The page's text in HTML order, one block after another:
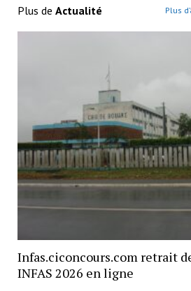
Plus de Actualité Plus
Infas.ciconcours.com retrait
INFAS 2026 en ligne